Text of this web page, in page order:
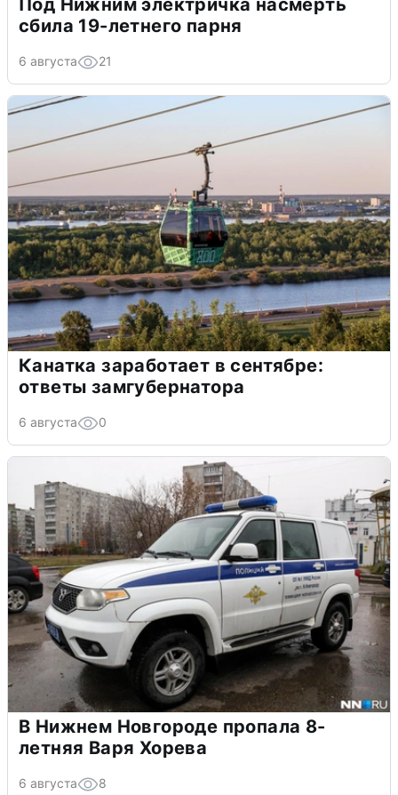
Под Нижним электричка насмерть
сбила 19-летнего парня
6 августа 21
Канатка заработает в сентябре:
ответы замгубернатора
6 августа 0
В Нижнем Новгороде пропала 8-
летняя Варя Хорева
6 августа 8